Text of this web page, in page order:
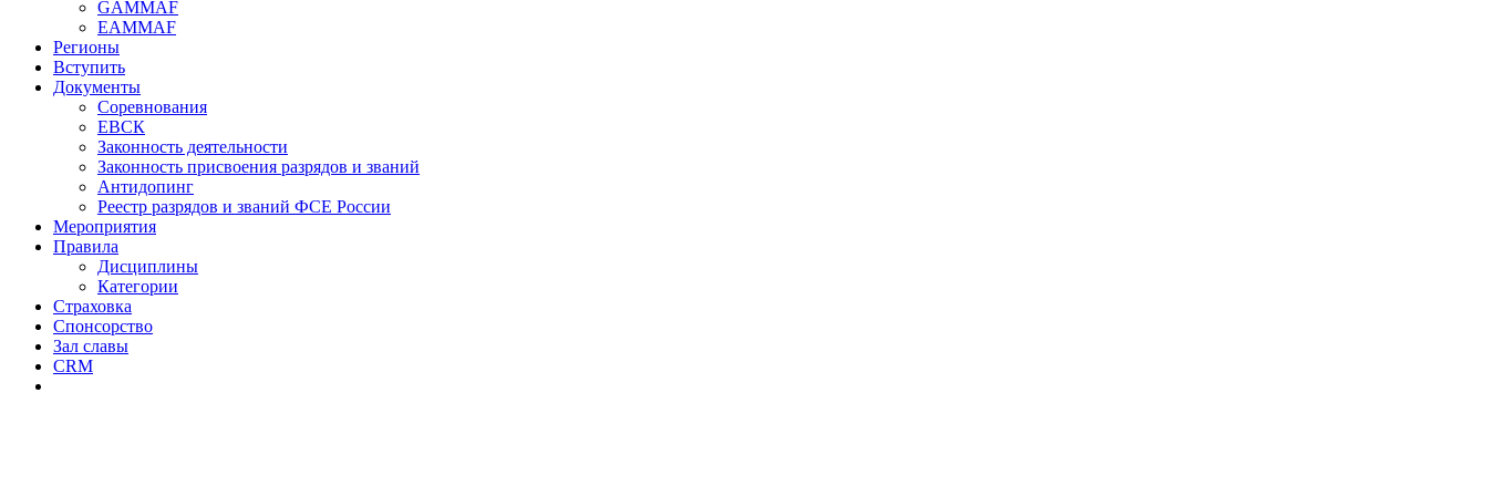
GAMMAF
EAMMAF
Регионы
Вступить
Документы
Соревнования
ЕВСК
Законность деятельности
Законность присвоения разрядов и званий
Антидопинг
Реестр разрядов и званий ФСЕ России
Мероприятия
Правила
Дисциплины
Категории
Страховка
Спонсорство
Зал славы
CRM